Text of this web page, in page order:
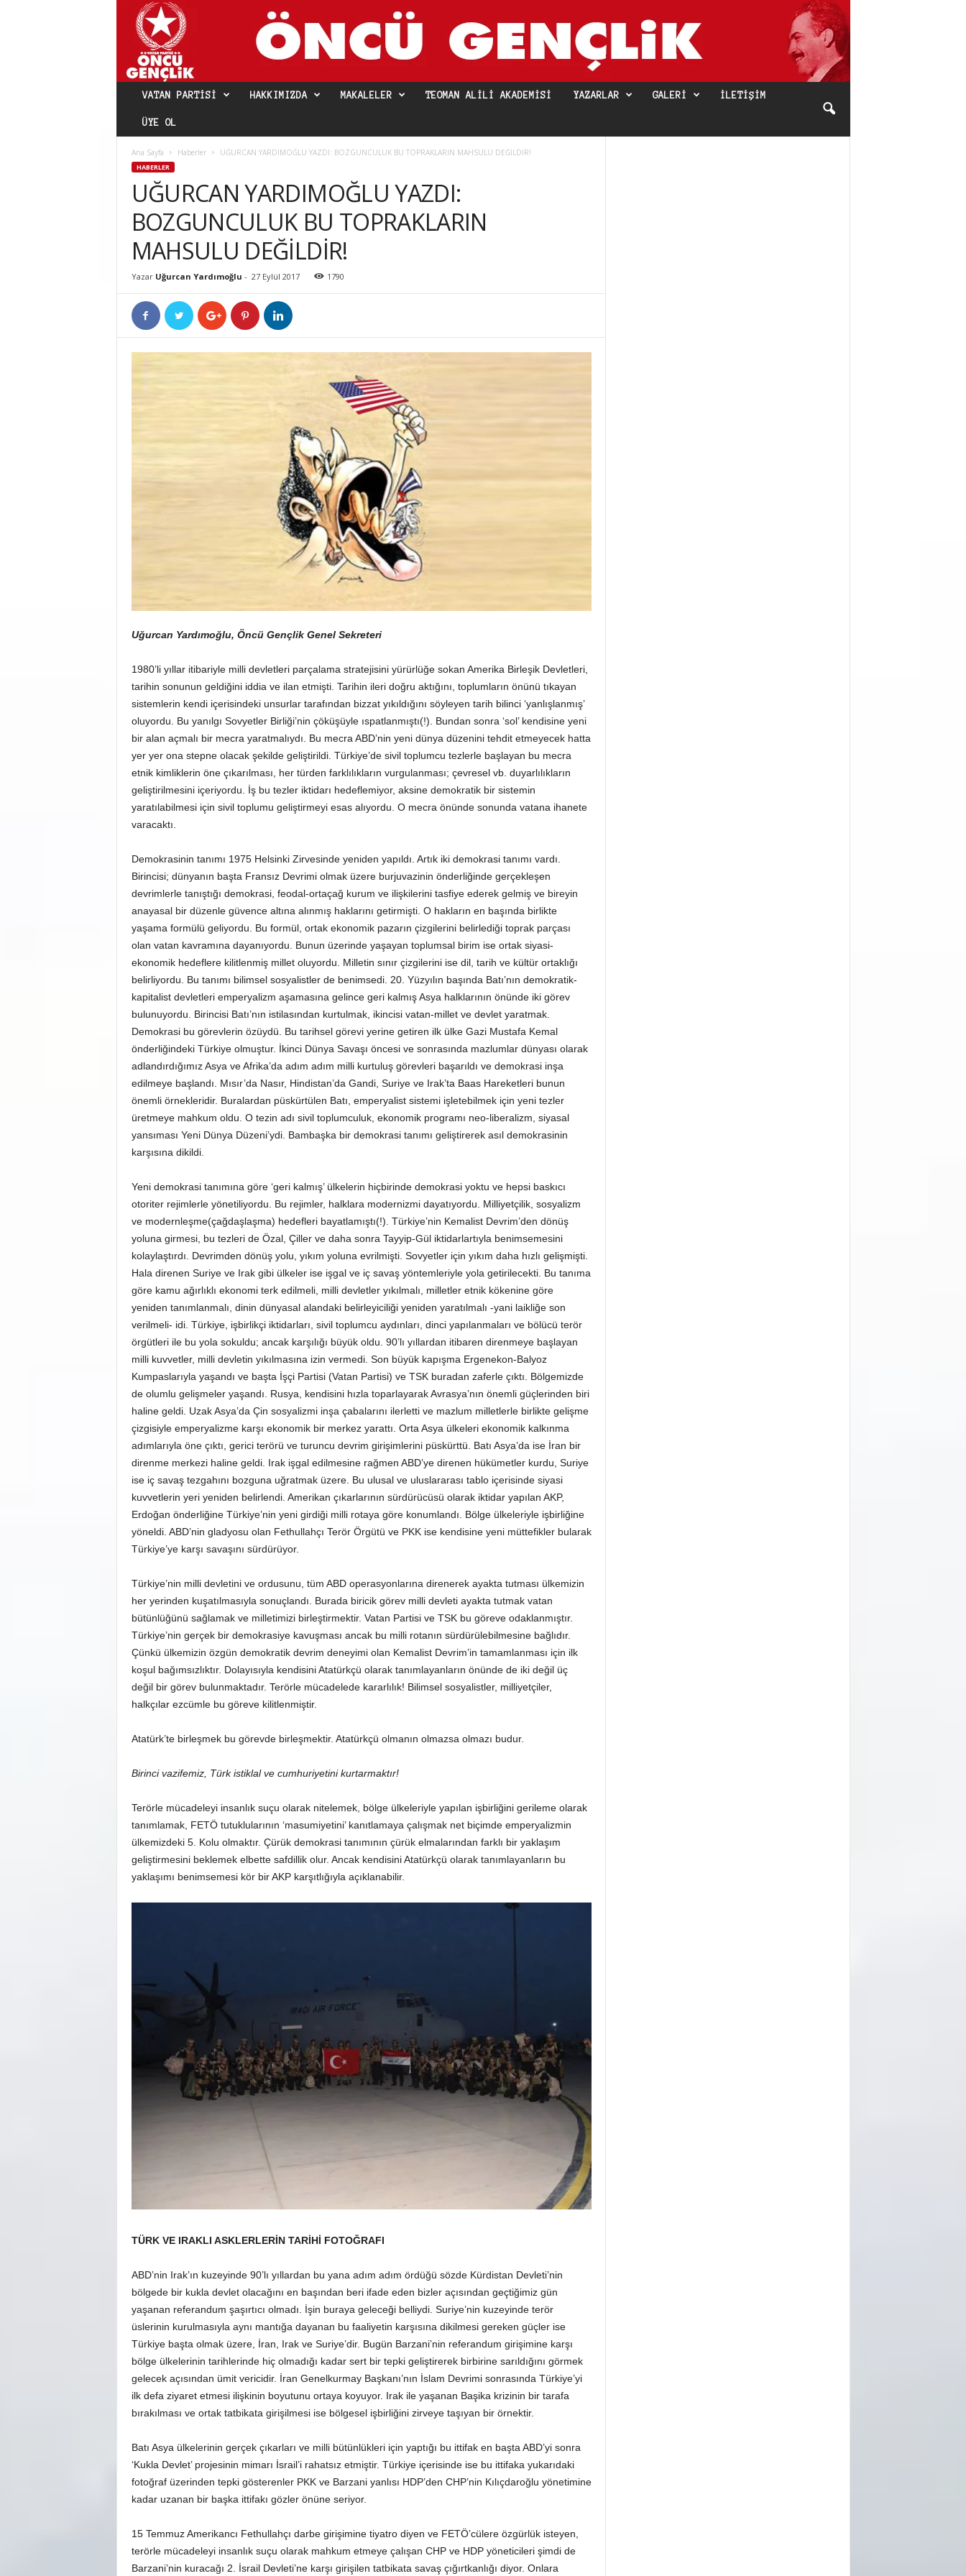
VATAN PARTISI HAKKIMIZDA MAKALELER TEOMAN ALILI AKADEMISI YAZARLAR GALERI İLETIŞIM
ÜYE OL
Ana Sayfa Haberler UĞURCAN YARDIMOĞLU YAZDI: BOZGUNCULUK BU TOPRAKLARIN MAHSULU DEĞİLDİR!
HABERLER
UĞURCAN YARDIMOĞLU YAZDI:
BOZGUNCULUK BU TOPRAKLARIN
MAHSULU DEĞİLDİR!
Yazar Uğurcan Yardımoğlu - 27 Eylül 2017 1790
Uğurcan Yardımoğlu, Öncü Gençlik Genel Sekreteri
1980’li yıllar itibariyle milli devletleri parçalama stratejisini yürürlüğe sokan Amerika Birleşik Devletleri,
tarihin sonunun geldiğini iddia ve ilan etmişti. Tarihin ileri doğru aktığını, toplumların önünü tıkayan
sistemlerin kendi içerisindeki unsurlar tarafından bizzat yıkıldığını söyleyen tarih bilinci ‘yanlışlanmış’
oluyordu. Bu yanılgı Sovyetler Birliği’nin çöküşüyle ıspatlanmıştı(!). Bundan sonra ‘sol’ kendisine yeni
bir alan açmalı bir mecra yaratmalıydı. Bu mecra ABD’nin yeni dünya düzenini tehdit etmeyecek hatta
yer yer ona stepne olacak şekilde geliştirildi. Türkiye’de sivil toplumcu tezlerle başlayan bu mecra
etnik kimliklerin öne çıkarılması, her türden farklılıkların vurgulanması; çevresel vb. duyarlılıkların
geliştirilmesini içeriyordu. İş bu tezler iktidarı hedeflemiyor, aksine demokratik bir sistemin
yaratılabilmesi için sivil toplumu geliştirmeyi esas alıyordu. O mecra önünde sonunda vatana ihanete
varacaktı.
Demokrasinin tanımı 1975 Helsinki Zirvesinde yeniden yapıldı. Artık iki demokrasi tanımı vardı.
Birincisi; dünyanın başta Fransız Devrimi olmak üzere burjuvazinin önderliğinde gerçekleşen
devrimlerle tanıştığı demokrasi, feodal-ortaçağ kurum ve ilişkilerini tasfiye ederek gelmiş ve bireyin
anayasal bir düzenle güvence altına alınmış haklarını getirmişti. O hakların en başında birlikte
yaşama formülü geliyordu. Bu formül, ortak ekonomik pazarın çizgilerini belirlediği toprak parçası
olan vatan kavramına dayanıyordu. Bunun üzerinde yaşayan toplumsal birim ise ortak siyasi-
ekonomik hedeflere kilitlenmiş millet oluyordu. Milletin sınır çizgilerini ise dil, tarih ve kültür ortaklığı
belirliyordu. Bu tanımı bilimsel sosyalistler de benimsedi. 20. Yüzyılın başında Batı’nın demokratik-
kapitalist devletleri emperyalizm aşamasına gelince geri kalmış Asya halklarının önünde iki görev
bulunuyordu. Birincisi Batı’nın istilasından kurtulmak, ikincisi vatan-millet ve devlet yaratmak.
Demokrasi bu görevlerin özüydü. Bu tarihsel görevi yerine getiren ilk ülke Gazi Mustafa Kemal
önderliğindeki Türkiye olmuştur. İkinci Dünya Savaşı öncesi ve sonrasında mazlumlar dünyası olarak
adlandırdığımız Asya ve Afrika’da adım adım milli kurtuluş görevleri başarıldı ve demokrasi inşa
edilmeye başlandı. Mısır’da Nasır, Hindistan’da Gandi, Suriye ve Irak’ta Baas Hareketleri bunun
önemli örnekleridir. Buralardan püskürtülen Batı, emperyalist sistemi işletebilmek için yeni tezler
üretmeye mahkum oldu. O tezin adı sivil toplumculuk, ekonomik programı neo-liberalizm, siyasal
yansıması Yeni Dünya Düzeni’ydi. Bambaşka bir demokrasi tanımı geliştirerek asıl demokrasinin
karşısına dikildi.
Yeni demokrasi tanımına göre ‘geri kalmış’ ülkelerin hiçbirinde demokrasi yoktu ve hepsi baskıcı
otoriter rejimlerle yönetiliyordu. Bu rejimler, halklara modernizmi dayatıyordu. Milliyetçilik, sosyalizm
ve modernleşme(çağdaşlaşma) hedefleri bayatlamıştı(!). Türkiye’nin Kemalist Devrim’den dönüş
yoluna girmesi, bu tezleri de Özal, Çiller ve daha sonra Tayyip-Gül iktidarlartıyla benimsemesini
kolaylaştırdı. Devrimden dönüş yolu, yıkım yoluna evrilmişti. Sovyetler için yıkım daha hızlı gelişmişti.
Hala direnen Suriye ve Irak gibi ülkeler ise işgal ve iç savaş yöntemleriyle yola getirilecekti. Bu tanıma
göre kamu ağırlıklı ekonomi terk edilmeli, milli devletler yıkılmalı, milletler etnik kökenine göre
yeniden tanımlanmalı, dinin dünyasal alandaki belirleyiciliği yeniden yaratılmalı -yani laikliğe son
verilmeli- idi. Türkiye, işbirlikçi iktidarları, sivil toplumcu aydınları, dinci yapılanmaları ve bölücü terör
örgütleri ile bu yola sokuldu; ancak karşılığı büyük oldu. 90’lı yıllardan itibaren direnmeye başlayan
milli kuvvetler, milli devletin yıkılmasına izin vermedi. Son büyük kapışma Ergenekon-Balyoz
Kumpaslarıyla yaşandı ve başta İşçi Partisi (Vatan Partisi) ve TSK buradan zaferle çıktı. Bölgemizde
de olumlu gelişmeler yaşandı. Rusya, kendisini hızla toparlayarak Avrasya’nın önemli güçlerinden biri
haline geldi. Uzak Asya’da Çin sosyalizmi inşa çabalarını ilerletti ve mazlum milletlerle birlikte gelişme
çizgisiyle emperyalizme karşı ekonomik bir merkez yarattı. Orta Asya ülkeleri ekonomik kalkınma
adımlarıyla öne çıktı, gerici terörü ve turuncu devrim girişimlerini püskürttü. Batı Asya’da ise İran bir
direnme merkezi haline geldi. Irak işgal edilmesine rağmen ABD’ye direnen hükümetler kurdu, Suriye
ise iç savaş tezgahını bozguna uğratmak üzere. Bu ulusal ve uluslararası tablo içerisinde siyasi
kuvvetlerin yeri yeniden belirlendi. Amerikan çıkarlarının sürdürücüsü olarak iktidar yapılan AKP,
Erdoğan önderliğine Türkiye’nin yeni girdiği milli rotaya göre konumlandı. Bölge ülkeleriyle işbirliğine
yöneldi. ABD’nin gladyosu olan Fethullahçı Terör Örgütü ve PKK ise kendisine yeni müttefikler bularak
Türkiye’ye karşı savaşını sürdürüyor.
Türkiye’nin milli devletini ve ordusunu, tüm ABD operasyonlarına direnerek ayakta tutması ülkemizin
her yerinden kuşatılmasıyla sonuçlandı. Burada biricik görev milli devleti ayakta tutmak vatan
bütünlüğünü sağlamak ve milletimizi birleştirmektir. Vatan Partisi ve TSK bu göreve odaklanmıştır.
Türkiye’nin gerçek bir demokrasiye kavuşması ancak bu milli rotanın sürdürülebilmesine bağlıdır.
Çünkü ülkemizin özgün demokratik devrim deneyimi olan Kemalist Devrim’in tamamlanması için ilk
koşul bağımsızlıktır. Dolayısıyla kendisini Atatürkçü olarak tanımlayanların önünde de iki değil üç
değil bir görev bulunmaktadır. Terörle mücadelede kararlılık! Bilimsel sosyalistler, milliyetçiler,
halkçılar ezcümle bu göreve kilitlenmiştir.
Atatürk’te birleşmek bu görevde birleşmektir. Atatürkçü olmanın olmazsa olmazı budur.
Birinci vazifemiz, Türk istiklal ve cumhuriyetini kurtarmaktır!
Terörle mücadeleyi insanlık suçu olarak nitelemek, bölge ülkeleriyle yapılan işbirliğini gerileme olarak
tanımlamak, FETÖ tutuklularının ‘masumiyetini’ kanıtlamaya çalışmak net biçimde emperyalizmin
ülkemizdeki 5. Kolu olmaktır. Çürük demokrasi tanımının çürük elmalarından farklı bir yaklaşım
geliştirmesini beklemek elbette safdillik olur. Ancak kendisini Atatürkçü olarak tanımlayanların bu
yaklaşımı benimsemesi kör bir AKP karşıtlığıyla açıklanabilir.
TÜRK VE IRAKLI ASKLERLERİN TARİHİ FOTOĞRAFI
ABD’nin Irak’ın kuzeyinde 90’lı yıllardan bu yana adım adım ördüğü sözde Kürdistan Devleti’nin
bölgede bir kukla devlet olacağını en başından beri ifade eden bizler açısından geçtiğimiz gün
yaşanan referandum şaşırtıcı olmadı. İşin buraya geleceği belliydi. Suriye’nin kuzeyinde terör
üslerinin kurulmasıyla aynı mantığa dayanan bu faaliyetin karşısına dikilmesi gereken güçler ise
Türkiye başta olmak üzere, İran, Irak ve Suriye’dir. Bugün Barzani’nin referandum girişimine karşı
bölge ülkelerinin tarihlerinde hiç olmadığı kadar sert bir tepki geliştirerek birbirine sarıldığını görmek
gelecek açısından ümit vericidir. İran Genelkurmay Başkanı’nın İslam Devrimi sonrasında Türkiye’yi
ilk defa ziyaret etmesi ilişkinin boyutunu ortaya koyuyor. Irak ile yaşanan Başika krizinin bir tarafa
bırakılması ve ortak tatbikata girişilmesi ise bölgesel işbirliğini zirveye taşıyan bir örnektir.
Batı Asya ülkelerinin gerçek çıkarları ve milli bütünlükleri için yaptığı bu ittifak en başta ABD’yi sonra
‘Kukla Devlet’ projesinin mimarı İsrail’i rahatsız etmiştir. Türkiye içerisinde ise bu ittifaka yukarıdaki
fotoğraf üzerinden tepki gösterenler PKK ve Barzani yanlısı HDP’den CHP’nin Kılıçdaroğlu yönetimine
kadar uzanan bir başka ittifakı gözler önüne seriyor.
15 Temmuz Amerikancı Fethullahçı darbe girişimine tiyatro diyen ve FETÖ’cülere özgürlük isteyen,
terörle mücadeleyi insanlık suçu olarak mahkum etmeye çalışan CHP ve HDP yöneticileri şimdi de
Barzani’nin kuracağı 2. İsrail Devleti’ne karşı girişilen tatbikata savaş çığırtkanlığı diyor. Onlara